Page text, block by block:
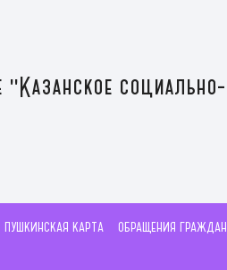
"Казанское социально-
ПУШКИНСКАЯ КАРТА
ОБРАЩЕНИЯ ГРАЖДАН